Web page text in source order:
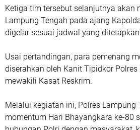
Ketiga tim tersebut selanjutnya akan
Lampung Tengah pada ajang
digelar sesuai jadwal yang
Usai pertandingan, para pemenang
diserahkan oleh Kanit Tipidkor Polres
mewakili Kasat Reskrim.
Melalui kegiatan ini, Polres Lampung
momentum Hari Bhayangkara ke-80